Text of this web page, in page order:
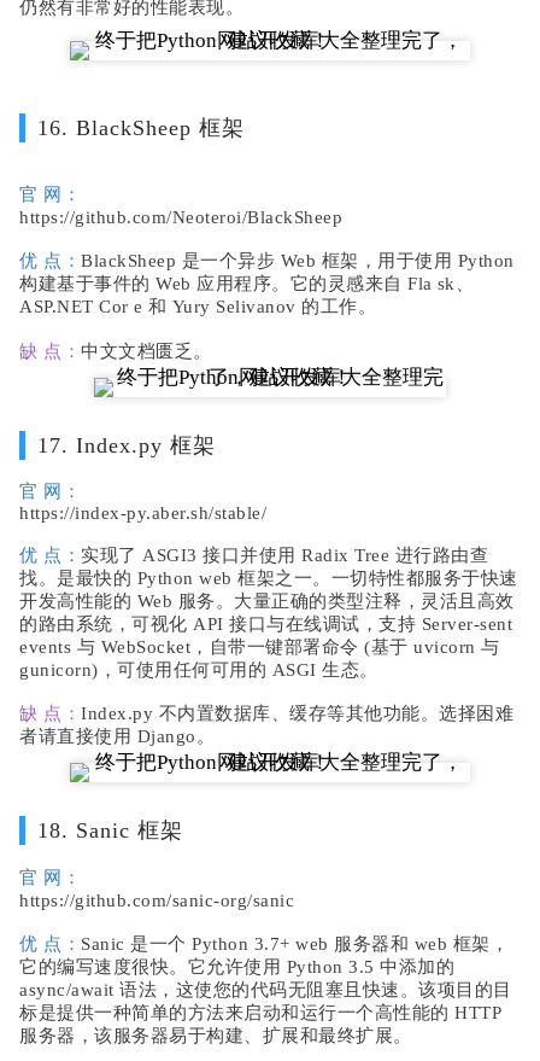
仍然有非常好的性能表现。
16. BlackSheep 框架
官 网：
https://github.com/Neoteroi/BlackSheep
优 点： BlackSheep 是一个异步 Web 框架，用于使用 Python
构建基于事件的 Web 应用程序。它的灵感来自 Fla sk、
ASP.NET Cor e 和 Yury Selivanov 的工作。
缺 点： 中文文档匮乏。
17. Index.py 框架
官 网：
https://index-py.aber.sh/stable/
优 点： 实现了 ASGI3 接口并使用 Radix Tree 进行路由查
找。是最快的 Python web 框架之一。一切特性都服务于快速
开发高性能的 Web 服务。大量正确的类型注释，灵活且高效
的路由系统，可视化 API 接口与在线调试，支持 Server-sent
events 与 WebSocket，自带一键部署命令 (基于 uvicorn 与
gunicorn)，可使用任何可用的 ASGI 生态。
缺 点： Index.py 不内置数据库、缓存等其他功能。选择困难
者请直接使用 Django。
18. Sanic 框架
官 网：
https://github.com/sanic-org/sanic
优 点： Sanic 是一个 Python 3.7+ web 服务器和 web 框架，
它的编写速度很快。它允许使用 Python 3.5 中添加的
async/await 语法，这使您的代码无阻塞且快速。该项目的目
标是提供一种简单的方法来启动和运行一个高性能的 HTTP
服务器，该服务器易于构建、扩展和最终扩展。